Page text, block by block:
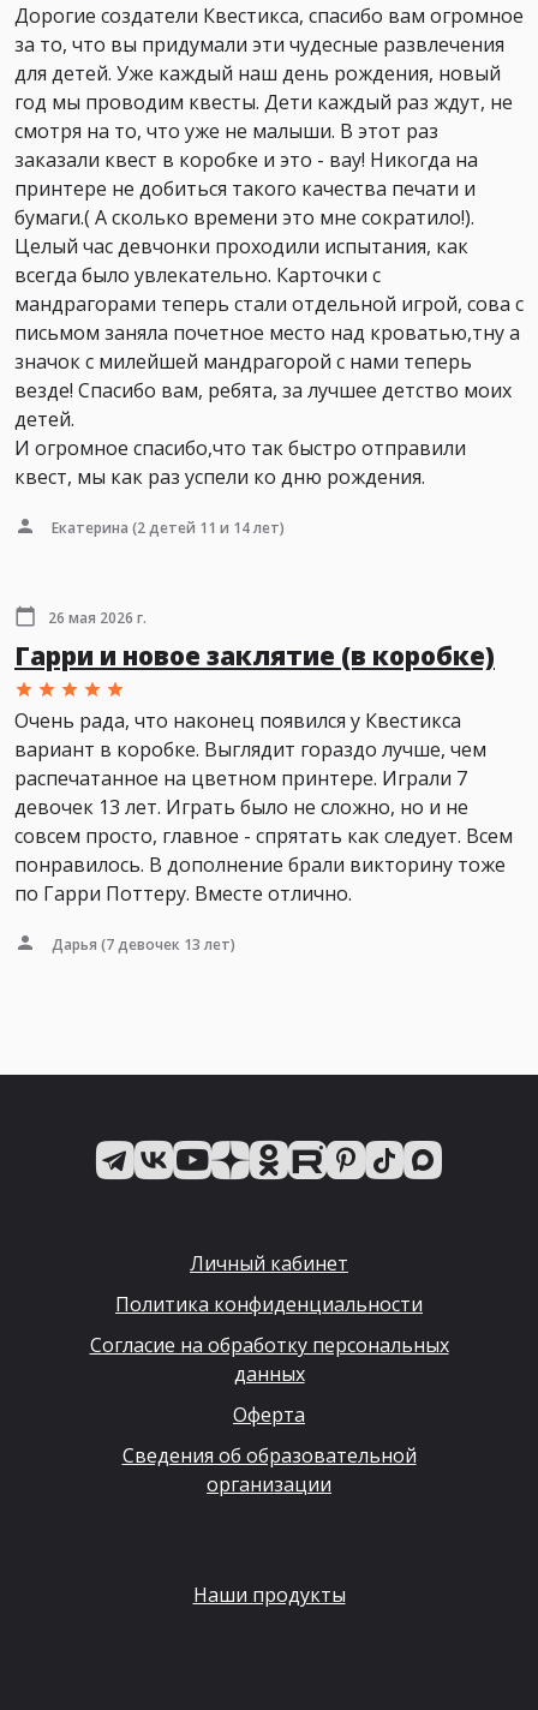
Дорогие создатели Квестикса, спасибо вам огромное
за то, что вы придумали эти чудесные развлечения
для детей. Уже каждый наш день рождения, новый
год мы проводим квесты. Дети каждый раз ждут, не
смотря на то, что уже не малыши. В этот раз
заказали квест в коробке и это - вау! Никогда на
принтере не добиться такого качества печати и
бумаги.( А сколько времени это мне сократило!).
Целый час девчонки проходили испытания, как
всегда было увлекательно. Карточки с
мандрагорами теперь стали отдельной игрой, сова с
письмом заняла почетное место над кроватью,тну а
значок с милейшей мандрагорой с нами теперь
везде! Спасибо вам, ребята, за лучшее детство моих
детей.
И огромное спасибо,что так быстро отправили
квест, мы как раз успели ко дню рождения.
Екатерина (2 детей 11 и 14 лет)
26 мая 2026 г.
Гарри и новое заклятие (в коробке)
Очень рада, что наконец появился у Квестикса
вариант в коробке. Выглядит гораздо лучше, чем
распечатанное на цветном принтере. Играли 7
девочек 13 лет. Играть было не сложно, но и не
совсем просто, главное - спрятать как следует. Всем
понравилось. В дополнение брали викторину тоже
по Гарри Поттеру. Вместе отлично.
Дарья (7 девочек 13 лет)
Личный кабинет
Политика конфиденциальности
Согласие на обработку персональных
данных
Оферта
Сведения об образовательной
организации
Наши продукты